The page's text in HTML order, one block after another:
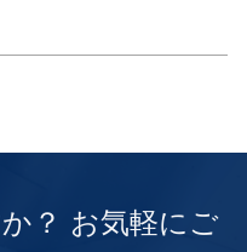
？ お気軽にご